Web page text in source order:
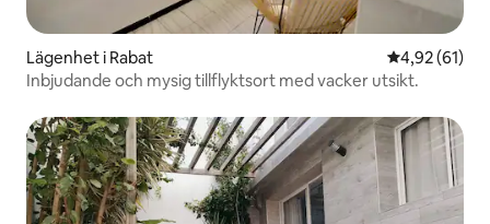
Lägenhet i Rabat 4,92 av 5 i
4,92 (61)
Inbjudande och mysig tillflyktsort med vacker utsikt.